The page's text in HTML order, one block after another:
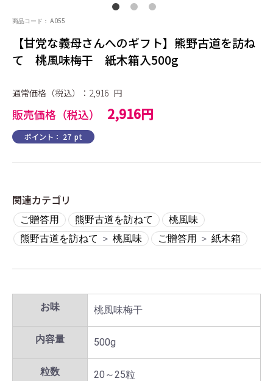
商品コード： A055
【甘党な義母さんへのギフト】熊野古道を訪ね
て 桃風味梅干 紙木箱入500g
通常価格（税込）：2,916 円
販売価格（税込） 2,916円
ポイント： 27 pt
関連カテゴリ
ご贈答用 熊野古道を訪ねて
桃風味
熊野古道を訪ねて ＞ 桃風味 ご贈答用 ＞ 紙木箱
お味 桃風味梅干
内容量 500g
粒数 20～25粒